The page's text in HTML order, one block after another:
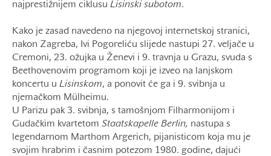
najprestižnijem ciklusu Lisinski subotom.
Kako je zasad navedeno na njegovoj internetskoj stranici,
nakon Zagreba, Ivi Pogoreliću slijede nastupi 27. veljače u
Cremoni, 23. ožujka u Ženevi i 9. travnja u Grazu, svuda s
Beethovenovim programom koji je izveo na lanjskom
koncertu u Lisinskom, a ponovit će ga i 9. svibnja u
njemačkom Mülheimu.
U Parizu pak 3. svibnja, s tamošnjom Filharmonijom i
Gudačkim kvartetom Staatskapelle Berlin, nastupa s
legendarnom Marthom Argerich, pijanisticom koja mu je
svojim hrabrim i časnim potezom 1980. godine, dajući